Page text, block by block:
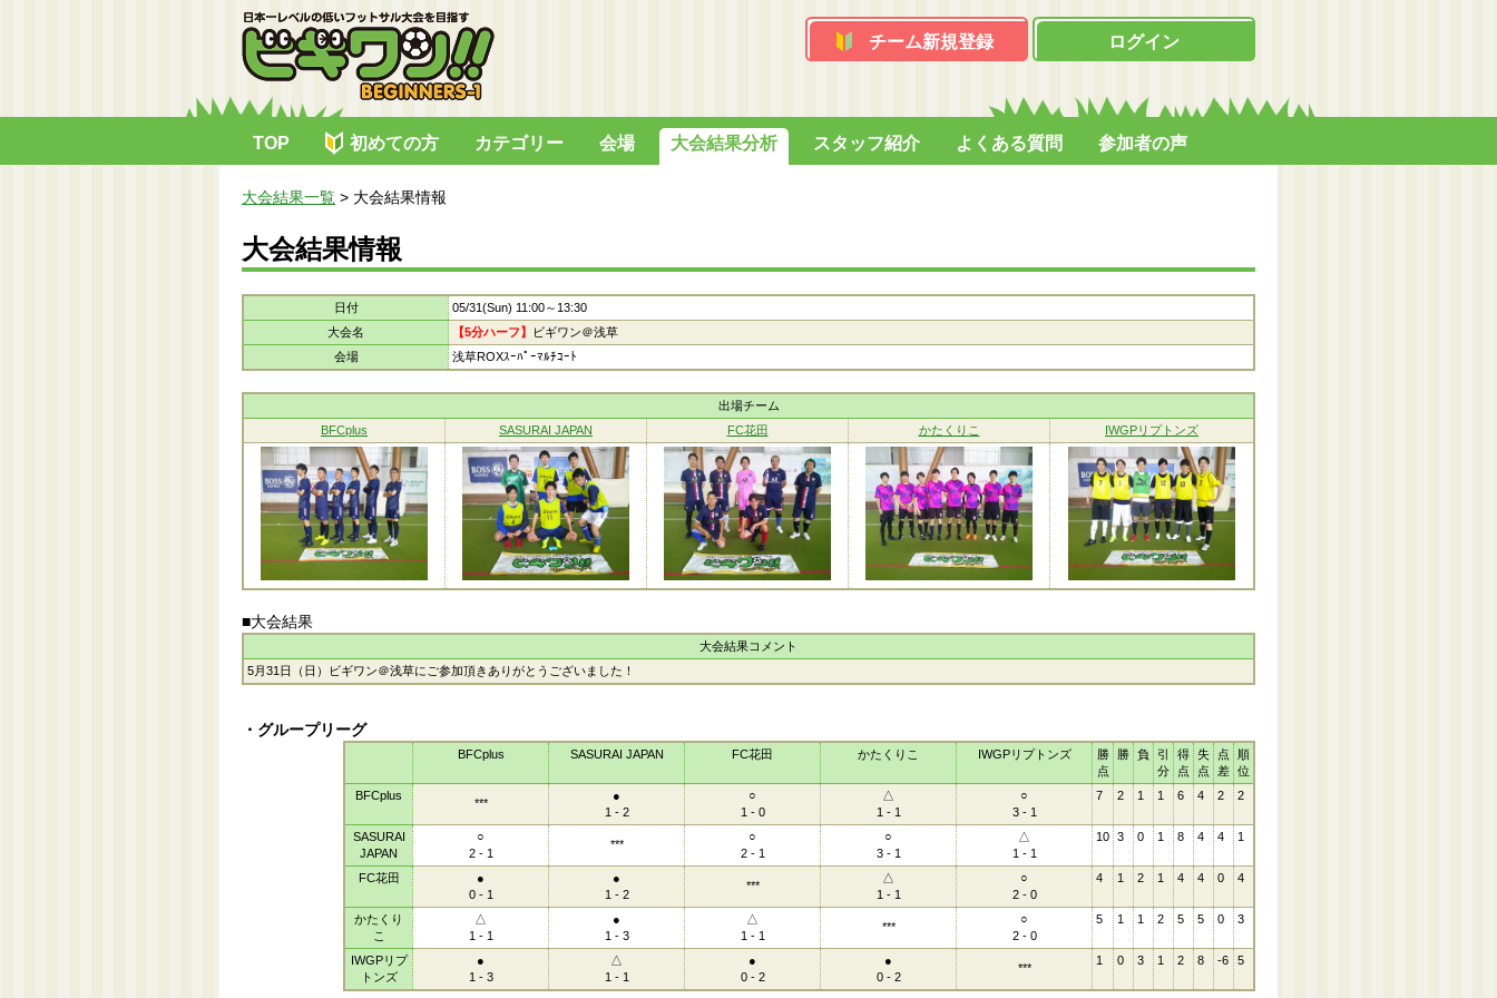
チーム新規登録 ログイン
TOP 初めての方 カテゴリー 会場 大会結果分析 スタッフ紹介 よくある質問 参加者の声
大会結果一覧 > 大会結果情報
大会結果情報
日付
05/31(Sun) 11:00～13:30
大会名
【5分ハーフ】
ビギワン＠浅草
会場
浅草ROXｽｰﾊﾟｰﾏﾙﾁｺｰﾄ
出場チーム
BFCplus
SASURAI JAPAN FC花田 かたくりこ IWGPリプトンズ
■大会結果
大会結果コメント
5月31日（日）ビギワン＠浅草にご参加頂きありがとうございました！
・グループリーグ
BFCplus SASURAI JAPAN FC花田 かたくりこ IWGPリプトンズ
勝
点
勝 負
引
分
得
点
失
点
点
差
順
位
BFCplus
***
●
1 - 2
○
1 - 0
△
1 - 1
○
3 - 1
7 2 1 1 6 4 2 2
SASURAI
JAPAN
○
2 - 1
***
○
2 - 1
○
3 - 1
△
1 - 1
10 3 0 1 8 4 4 1
FC花田
●
0 - 1
●
1 - 2
***
△
1 - 1
○
2 - 0
4 1 2 1 4 4 0 4
かたくり
こ
△
1 - 1
●
1 - 3
△
1 - 1
***
○
2 - 0
5 1 1 2 5 5 0 3
IWGPリプ
トンズ
●
1 - 3
△
1 - 1
●
0 - 2
●
0 - 2
***
1 0 3 1 2 8 -6 5